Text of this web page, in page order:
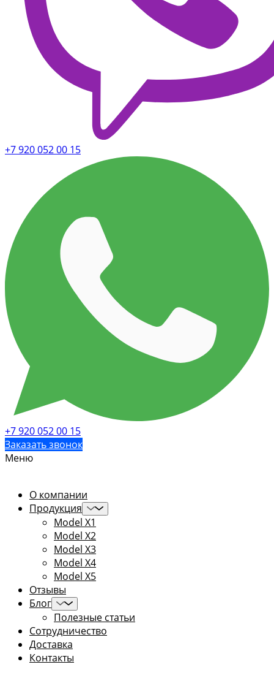
+7 920 052 00 15
+7 920 052 00 15
Заказать звонок
Меню
О компании
Продукция
Model X1
Model X2
Model X3
Model X4
Model X5
Отзывы
Блог
Полезные статьи
Сотрудничество
Доставка
Контакты